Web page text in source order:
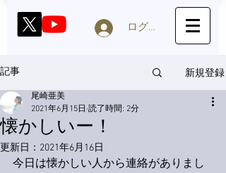
ログイン
記事 新規登録
懐かしいー！
尾崎亜美
2021年6月15日 読了時間: 2分
更新日： 2021年6月16日
今日は懐かしい人から連絡がありまし